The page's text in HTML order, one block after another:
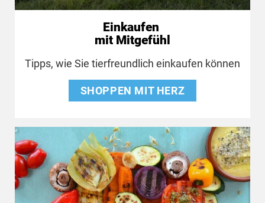
Einkaufen
mit Mitgefühl
Tipps, wie Sie tierfreundlich einkaufen können
SHOPPEN MIT HERZ